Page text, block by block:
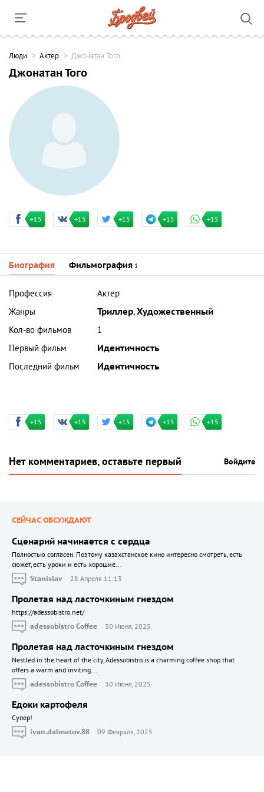
Люди Актер Джонатан Того
Джонатан Того
+15 +15 +15 +15 +15
Биография Фильмография 1
Профессия
Актер
Жанры
Триллер,Художественный
Кол-во фильмов
1
Первый фильм
Идентичность
Последний фильм
Идентичность
+15 +15 +15 +15 +15
Нет комментариев, оставьте первый Войдите
СЕЙЧАС ОБСУЖДАЮТ
Сценарий начинается с сердца
Полностью согласен. Поэтому казахстанское кино интересно смотреть, есть
сюжет, есть уроки и есть хорошие...
Stanislav
28 Апреля 11:13
Пролетая над ласточкиным гнездом
https://adessobistro.net/
adessobistro Coffee
30 Июня, 2025
Пролетая над ласточкиным гнездом
Nestled in the heart of the city, Adessobistro is a charming coffee shop that
offers a warm and inviting...
adessobistro Coffee
30 Июня, 2025
Едоки картофеля
Cупер!
ivan.dalmatov.88
09 Февраля, 2025